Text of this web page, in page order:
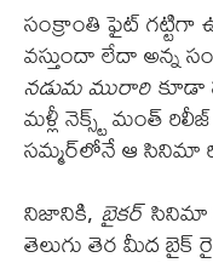
సంక్రాంతి ఫైట్
వస్తుందా లేదా అన్న
నడుమ మురారికూడా
మళ్లీ నెక్స్ట్ మంత్
సమ్మర్‌లోనే ఆ సినిమా
నిజానికి,బైకర్సినిమా
తెలుగు తెర మీద